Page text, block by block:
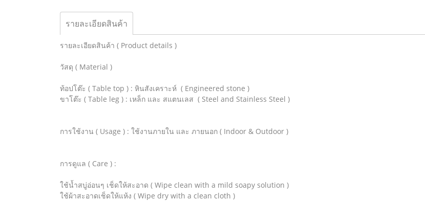
รายละเอียดสินค้า
รายละเอียดสินค้า ( Product details )
วัสดุ ( Material )
ท้อปโต๊ะ ( Table top ) : หินสังเคราะห์ ( Engineered stone )
ขาโต๊ะ ( Table leg ) : เหล็ก และ สแตนเลส ( Steel and Stainless Steel )
การใช้งาน ( Usage ) : ใช้งานภายใน และ ภายนอก ( Indoor & Outdoor )
การดูแล ( Care ) :
ใช้น้ำสบู่อ่อนๆ เช็ดให้สะอาด ( Wipe clean with a mild soapy solution )
ใช้ผ้าสะอาดเช็ดให้แห้ง ( Wipe dry with a clean cloth )